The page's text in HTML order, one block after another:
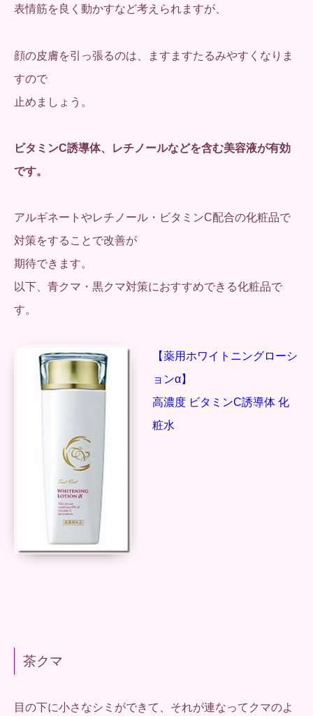
表情筋を良く動かすなど考えられますが、
顔の皮膚を引っ張るのは、ますますたるみやすくなりま
すので
止めましょう。
ビタミンC誘導体、レチノールなどを含む美容液が有効
です。
アルギネートやレチノール・ビタミンC配合の化粧品で
対策をすることで改善が
期待できます。
以下、青クマ・黒クマ対策におすすめできる化粧品で
す。
【薬用ホワイトニングローシ
ョンα】
高濃度 ビタミンC誘導体 化
粧水
茶クマ
目の下に小さなシミができて、それが連なってクマのよ